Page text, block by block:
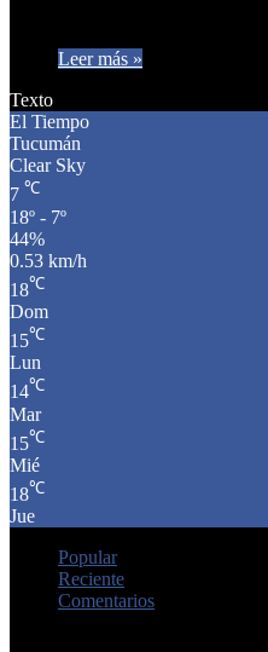
Leer más »
Texto
El Tiempo
Tucumán
Clear Sky
7 ℃
18º - 7º
44%
0.53 km/h
18℃
Dom
15℃
Lun
14℃
Mar
15℃
Mié
18℃
Jue
Popular
Reciente
Comentarios